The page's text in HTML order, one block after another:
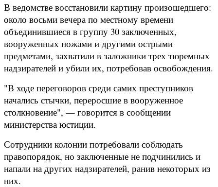
В ведомстве восстановили картину произошедшего:
около восьми вечера по местному времени
объединившиеся в группу 30 заключенных,
вооруженных ножами и другими острыми
предметами, захватили в заложники трех тюремных
надзирателей и убили их, потребовав освобождения.
"В ходе переговоров среди самих преступников
начались стычки, переросшие в вооруженное
столкновение", — говорится в сообщении
министерства юстиции.
Сотрудники колонии потребовали соблюдать
правопорядок, но заключенные не подчинились и
напали на других надзирателей, ранив некоторых из
них.